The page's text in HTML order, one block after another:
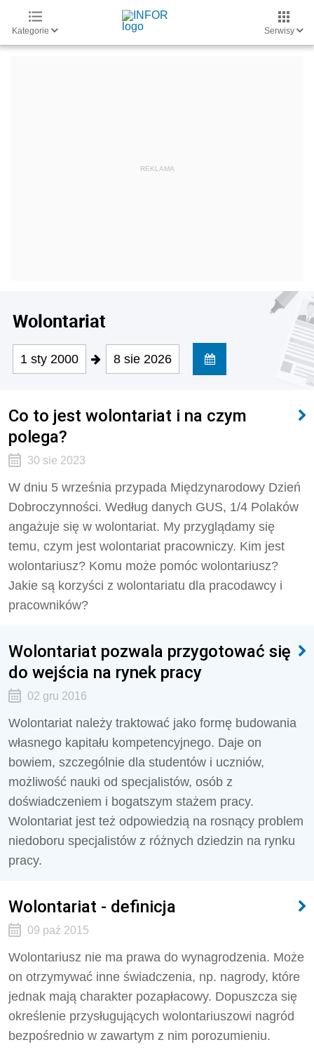
Kategorie Serwisy
Wolontariat
1 sty 2000 8 sie 2026
Co to jest wolontariat i na czym
polega?
30 sie 2023
W dniu 5 września przypada Międzynarodowy Dzień
Dobroczynności. Według danych GUS, 1/4 Polaków
angażuje się w wolontariat. My przyglądamy się
temu, czym jest wolontariat pracowniczy. Kim jest
wolontariusz? Komu może pomóc wolontariusz?
Jakie są korzyści z wolontariatu dla pracodawcy i
pracowników?
Wolontariat pozwala przygotować się
do wejścia na rynek pracy
02 gru 2016
Wolontariat należy traktować jako formę budowania
własnego kapitału kompetencyjnego. Daje on
bowiem, szczególnie dla studentów i uczniów,
możliwość nauki od specjalistów, osób z
doświadczeniem i bogatszym stażem pracy.
Wolontariat jest też odpowiedzią na rosnący problem
niedoboru specjalistów z różnych dziedzin na rynku
pracy.
Wolontariat - definicja
09 paź 2015
Wolontariusz nie ma prawa do wynagrodzenia. Może
on otrzymywać inne świadczenia, np. nagro­dy, które
jednak mają charakter pozapłacowy. Dopuszcza się
określenie przysługujących wolon­tariuszowi nagród
bezpośrednio w zawartym z nim porozumieniu.